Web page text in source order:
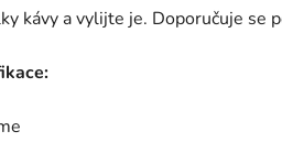
kávy a vylijte je. Doporučuje se